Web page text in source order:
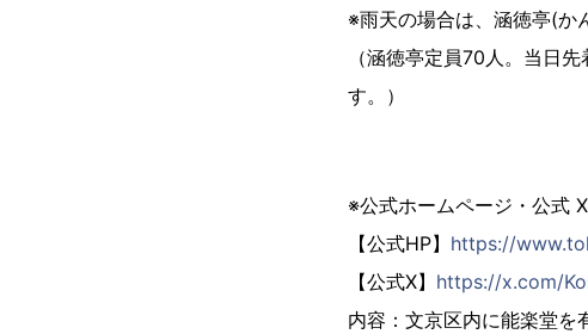
※雨天の場合は、涵徳亭(か
（涵徳亭定員70人。当日
す。）
※公式ホームページ・公式
【公式HP】 https://
【公式X】 https://x.com/
内容：文京区内に能楽堂を